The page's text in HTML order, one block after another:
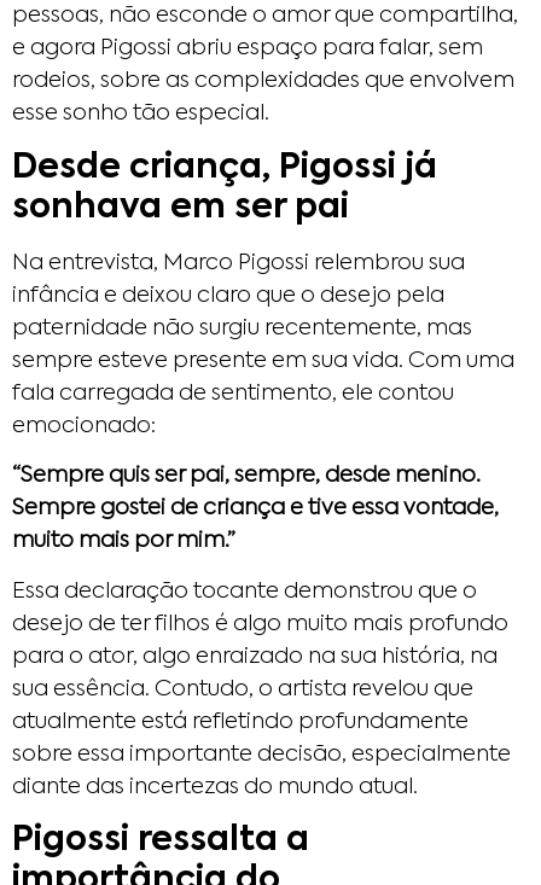
pessoas, não esconde o amor que compartilha,
e agora Pigossi abriu espaço para falar, sem
rodeios, sobre as complexidades que envolvem
esse sonho tão especial.
Desde criança, Pigossi já
sonhava em ser pai
Na entrevista, Marco Pigossi relembrou sua
infância e deixou claro que o desejo pela
paternidade não surgiu recentemente, mas
sempre esteve presente em sua vida. Com uma
fala carregada de sentimento, ele contou
emocionado:
“Sempre quis ser pai, sempre, desde menino.
Sempre gostei de criança e tive essa vontade,
muito mais por mim.”
Essa declaração tocante demonstrou que o
desejo de ter filhos é algo muito mais profundo
para o ator, algo enraizado na sua história, na
sua essência. Contudo, o artista revelou que
atualmente está refletindo profundamente
sobre essa importante decisão, especialmente
diante das incertezas do mundo atual.
Pigossi ressalta a